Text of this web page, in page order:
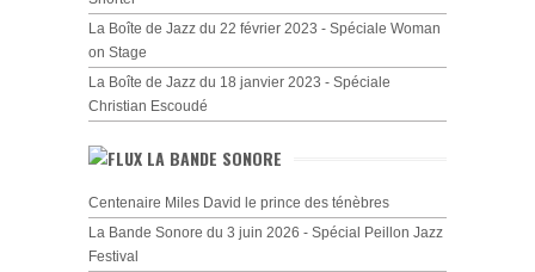
La Boîte de Jazz du 22 février 2023 - Spéciale Woman
on Stage
La Boîte de Jazz du 18 janvier 2023 - Spéciale
Christian Escoudé
LA BANDE SONORE
Centenaire Miles David le prince des ténèbres
La Bande Sonore du 3 juin 2026 - Spécial Peillon Jazz
Festival